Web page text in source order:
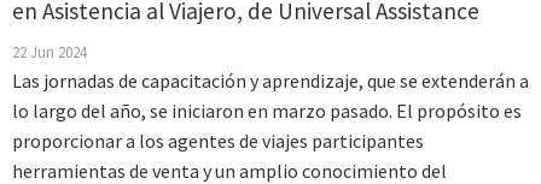
en Asistencia al Viajero, de Universal Assistance
22 Jun 2024
Las jornadas de capacitación y aprendizaje, que se extenderán a
lo largo del año, se iniciaron en marzo pasado. El propósito es
proporcionar a los agentes de viajes participantes
herramientas de venta y un amplio conocimiento del